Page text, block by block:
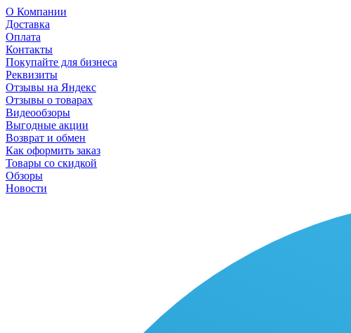
О Компании
Доставка
Оплата
Контакты
Покупайте для бизнеса
Реквизиты
Отзывы на Яндекс
Отзывы о товарах
Видеообзоры
Выгодные акции
Возврат и обмен
Как оформить заказ
Товары со скидкой
Обзоры
Новости